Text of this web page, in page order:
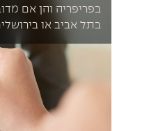
בפריפריה והן אם
בתל אביב או